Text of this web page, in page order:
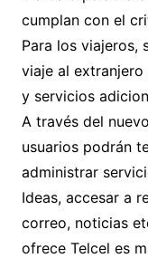
cumplan con el
Para los viajeros,
viaje al
y servicios
A través del
usuarios podrán
administrar
Ideas, accesar a
correo, noticias
ofrece Telcel es